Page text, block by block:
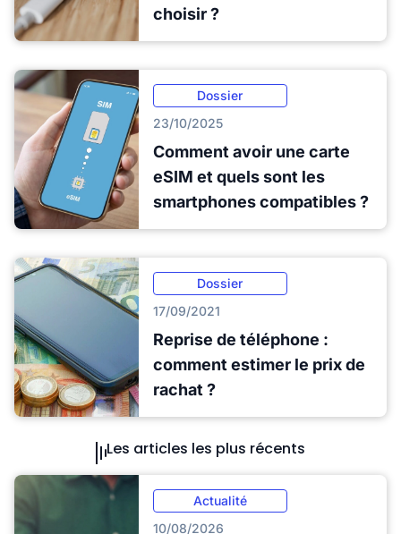
choisir ?
Dossier
23/10/2025
Comment avoir une carte
eSIM et quels sont les
smartphones compatibles ?
Dossier
17/09/2021
Reprise de téléphone :
comment estimer le prix de
rachat ?
Les articles les plus récents
Actualité
10/08/2026